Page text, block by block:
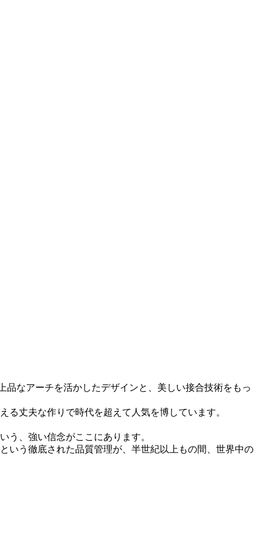
なアーチを活かしたデザインと、美しい接合技術をもっ
丈夫な作りで時代を超えて人気を博しています。
う、強い信念がここにあります。
いう徹底された品質管理が、半世紀以上もの間、世界中の